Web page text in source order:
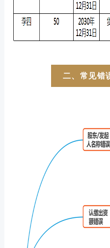
二、常见错